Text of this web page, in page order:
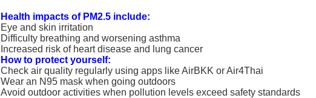
Health impacts of PM2.5 include:
Eye and skin irritation
Difficulty breathing and worsening asthma
Increased risk of heart disease and lung cancer
How to protect yourself:
Check air quality regularly using apps like AirBKK or Air4Thai
Wear an N95 mask when going outdoors
Avoid outdoor activities when pollution levels exceed safety standards